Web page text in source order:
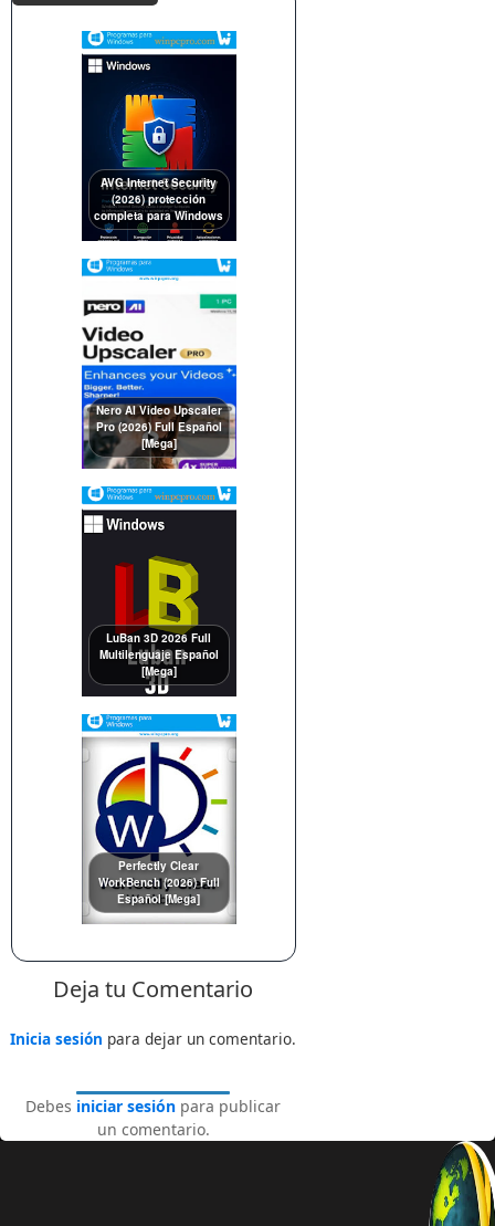
AVG Internet Security
(2026) protección
completa para Windows
Nero AI Video Upscaler
Pro (2026) Full Español
[Mega]
LuBan 3D 2026 Full
Multilenguaje Español
[Mega]
Perfectly Clear
WorkBench (2026) Full
Español [Mega]
Deja tu Comentario
Inicia sesión para dejar un comentario.
Debes iniciar sesión para publicar
un comentario.